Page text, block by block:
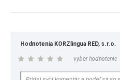
Hodnotenia KORZlingua RED, s.r.o.
vyber hodnotenie